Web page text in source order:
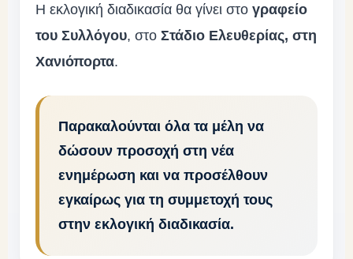
Η εκλογική διαδικασία θα γίνει στο γραφείο
του Συλλόγου, στο Στάδιο Ελευθερίας, στη
Χανιόπορτα.
Παρακαλούνται όλα τα μέλη να
δώσουν προσοχή στη νέα
ενημέρωση και να προσέλθουν
εγκαίρως για τη συμμετοχή τους
στην εκλογική διαδικασία.